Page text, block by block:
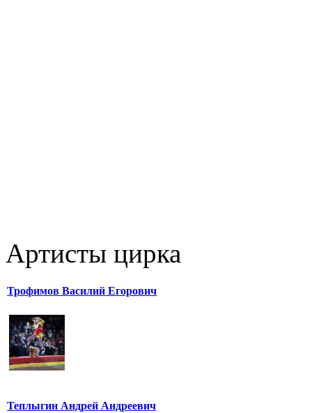
Артисты цирка
Трофимов Василий Егорович
Теплыгин Андрей Андреевич